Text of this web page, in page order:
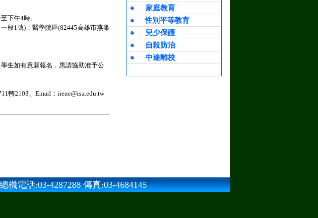
下午4時。
段1號)；醫學院區(82445高雄市燕巢
生如有意願報名，惠請協助准予公
轉2103、Email：irene@isu.edu.tw
家庭教育
性別平等教育
兒少保護
自殺防治
中途離校
電話:03-4287288 傳真:03-4684145